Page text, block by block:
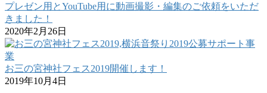
プレゼン用とYouTube用に動画撮影・編集のご依頼をいただ
きました！
2020年2月26日
お三の宮神社フェス2019開催します！
2019年10月4日